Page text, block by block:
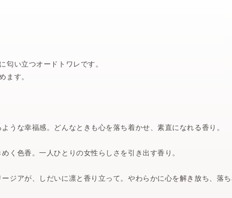
い立つオードトワレです。
ます。
な幸福感。どんなときも心を落ち着かせ、素直になれる香り。
く色香。一人ひとりの女性らしさを引き出す香り。
アが、しだいに凛と香り立って。やわらかに心を解き放ち、落ち